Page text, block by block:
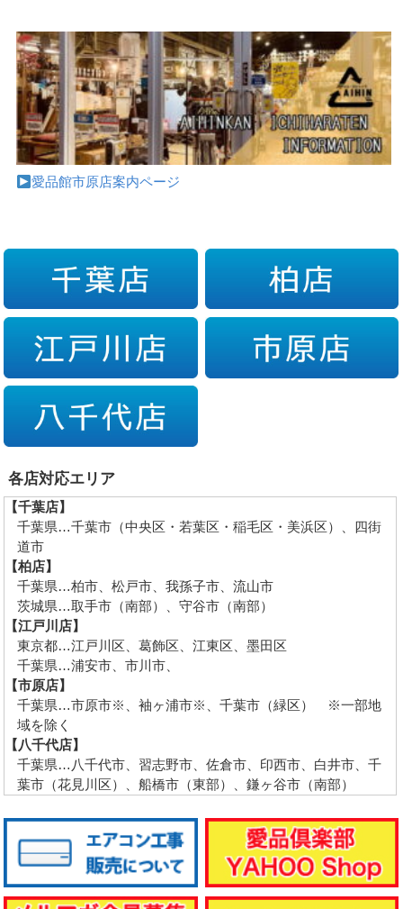
愛品館市原店案内ページ
各店対応エリア
【千葉店】
千葉県…千葉市（中央区・若葉区・稲毛区・美浜区）、四街
道市
【柏店】
千葉県…柏市、松戸市、我孫子市、流山市
茨城県…取手市（南部）、守谷市（南部）
【江戸川店】
東京都…江戸川区、葛飾区、江東区、墨田区
千葉県…浦安市、市川市、
【市原店】
千葉県…市原市※、袖ヶ浦市※、千葉市（緑区） ※一部地
域を除く
【八千代店】
千葉県…八千代市、習志野市、佐倉市、印西市、白井市、千
葉市（花見川区）、船橋市（東部）、鎌ヶ谷市（南部）